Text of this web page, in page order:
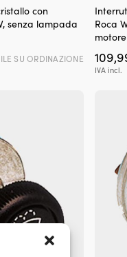
con
senza lampada
SU ORDINAZIONE
Roca
IVA incl.